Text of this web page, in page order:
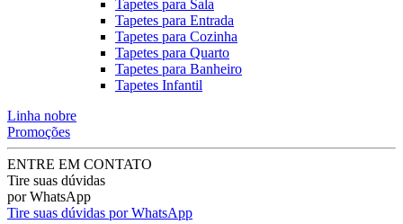
Tapetes para Sala
Tapetes para Entrada
Tapetes para Cozinha
Tapetes para Quarto
Tapetes para Banheiro
Tapetes Infantil
Linha nobre
Promoções
ENTRE EM CONTATO
Tire suas dúvidas
por WhatsApp
Tire suas dúvidas por WhatsApp